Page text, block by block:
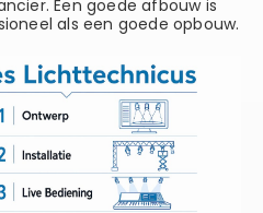
Een goede afbouw is
als een goede opbouw.